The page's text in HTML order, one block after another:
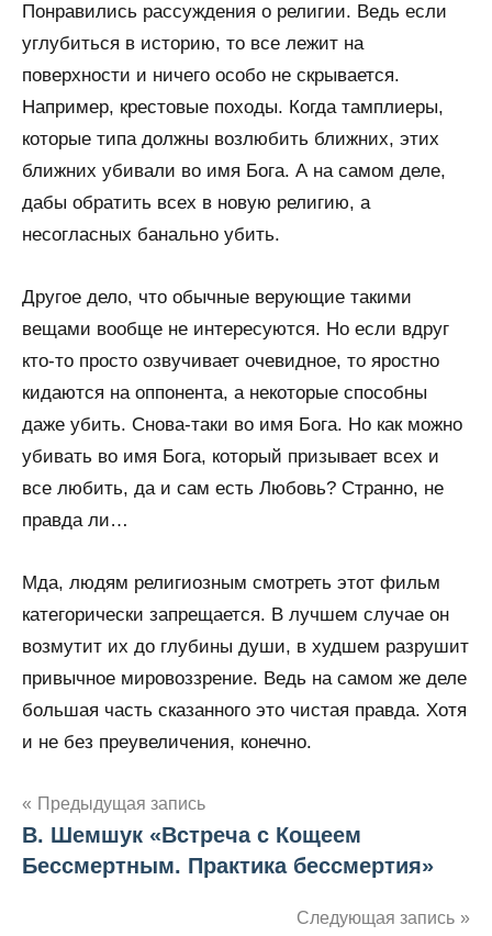
Понравились рассуждения о религии. Ведь если
углубиться в историю, то все лежит на
поверхности и ничего особо не скрывается.
Например, крестовые походы. Когда тамплиеры,
которые типа должны возлюбить ближних, этих
ближних убивали во имя Бога. А на самом деле,
дабы обратить всех в новую религию, а
несогласных банально убить.
Другое дело, что обычные верующие такими
вещами вообще не интересуются. Но если вдруг
кто-то просто озвучивает очевидное, то яростно
кидаются на оппонента, а некоторые способны
даже убить. Снова-таки во имя Бога. Но как можно
убивать во имя Бога, который призывает всех и
все любить, да и сам есть Любовь? Странно, не
правда ли…
Мда, людям религиозным смотреть этот фильм
категорически запрещается. В лучшем случае он
возмутит их до глубины души, в худшем разрушит
привычное мировоззрение. Ведь на самом же деле
большая часть сказанного это чистая правда. Хотя
и не без преувеличения, конечно.
Навигация
по
Предыдущая запись
В. Шемшук «Встреча с Кощеем
Бессмертным. Практика бессмертия»
Следующая запись